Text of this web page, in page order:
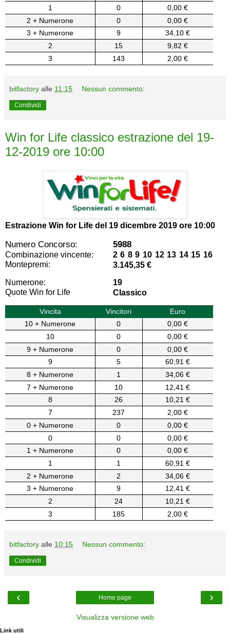
1
0
0,00 €
2 + Numerone
0
0,00 €
3 + Numerone
9
34,10 €
2
15
9,82 €
3
143 2,00 €
bitfactory alle 11:15 Nessun commento:
Condividi
Win for Life classico estrazione del 19-
12-2019 ore 10:00
Estrazione Win for Life del 19 dicembre 2019 ore 10:00
Numero Concorso: 5988
Combinazione vincente:
2 6 8 9 10 12 13 14 15 16
Montepremi:
3.145,35 €
Numerone:
19
Quote Win for Life
Classico
Vincita Vincitori
Euro
10 + Numerone
0
0,00 €
10
0
0,00 €
9 + Numerone
0
0,00 €
9
5
60,91 €
8 + Numerone
1
34,06 €
7 + Numerone
10
12,41 €
8
26
10,21 €
7
237
2,00 €
0 + Numerone
0
0,00 €
0
0
0,00 €
1 + Numerone
0
0,00 €
1
1
60,91 €
2 + Numerone
2
34,06 €
3 + Numerone
9
12,41 €
2
24
10,21 €
3
185 2,00 €
bitfactory alle 10:15 Nessun commento:
Condividi
‹ ›
Home page
Visualizza versione web
Link utili